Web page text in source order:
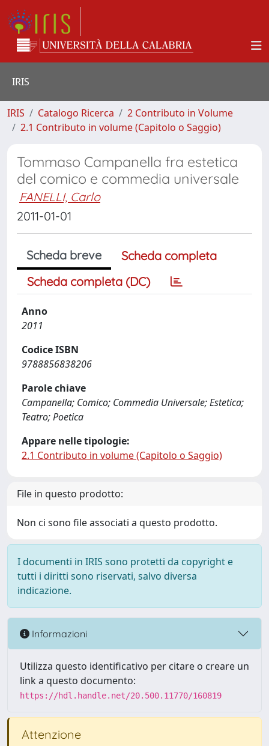
IRIS
IRIS Catalogo Ricerca
2 Contributo in Volume
2.1 Contributo in volume (Capitolo o Saggio)
Tommaso Campanella fra estetica
del comico e commedia universale
FANELLI, Carlo
2011-01-01
Scheda breve
Scheda completa
Scheda completa (DC)
Anno
2011
Codice ISBN
9788856838206
Parole chiave
Campanella; Comico; Commedia Universale; Estetica;
Teatro; Poetica
Appare nelle tipologie:
2.1 Contributo in volume (Capitolo o Saggio)
File in questo prodotto:
Non ci sono file associati a questo prodotto.
I documenti in IRIS sono protetti da copyright e
tutti i diritti sono riservati, salvo diversa
indicazione.
Informazioni
Utilizza questo identificativo per citare o creare un
link a questo documento:
https://hdl.handle.net/20.500.11770/160819
Attenzione